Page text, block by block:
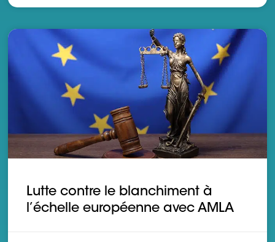
Lutte contre le blanchiment à
l’échelle européenne avec AMLA